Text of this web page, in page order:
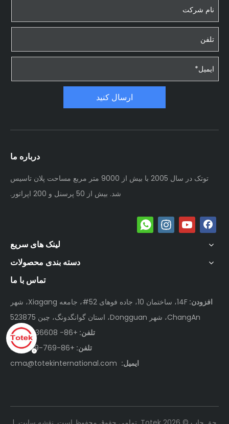
ارسال کنید
درباره ما
توتک در سال 2005 با بیش از 9000 متر مربع مساحت پلان تاسیس
شد. بیش از 50 پرسنل و 200 اپراتور.
لینک های سریع
دسته بندی محصولات
تماس با ما
افزودن:
14F، ساختمان 10، جاده فوهای 52#، جامعه Xiagang، شهر
ChangAn، شهر Dongguan، استان گوانگدونگ، چین 523875
تلفن: +86- 18676936608
تلفن: +86-769-81519919
ایمیل: cma@totekinternational.com